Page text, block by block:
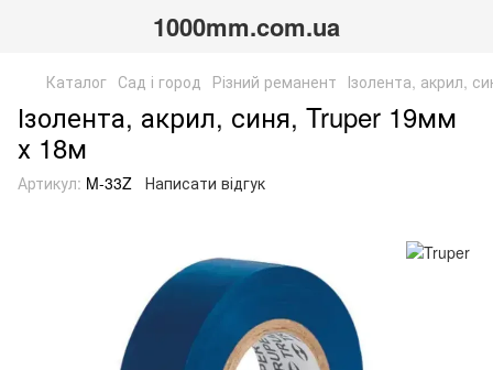
1000mm.com.ua
Каталог Сад і город Різний реманент Ізолента, акрил,
Ізолента, акрил, синя, Truper 19мм
х 18м
Артикул: M-33Z Написати відгук